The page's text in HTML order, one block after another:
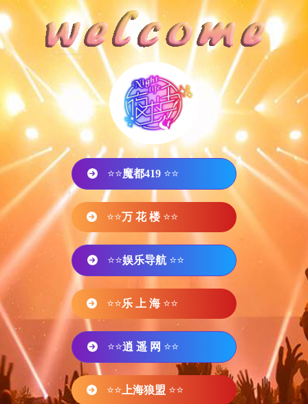
⭐⭐魔都419 ⭐⭐
⭐⭐万 花 楼 ⭐⭐
⭐⭐娱乐导航 ⭐⭐
⭐⭐乐 上 海 ⭐⭐
⭐⭐逍 遥 网 ⭐⭐
⭐⭐ 上海狼盟 ⭐⭐